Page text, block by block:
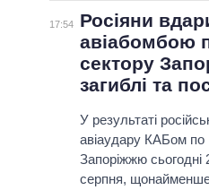
17:54
Росіяни
авіабомбою
сектору
загиблі та
У результаті
авіаудару КАБом по
Запоріжжю сьогодні
серпня,